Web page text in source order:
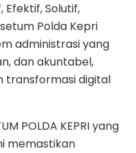
Efektif, Solutif,
Polda Kepri
administrasi yang
dan akuntabel,
transformasi digital
POLDA KEPRI yang
memastikan